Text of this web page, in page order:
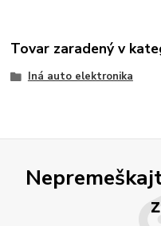
Tovar zaradený v
Iná auto elektronika